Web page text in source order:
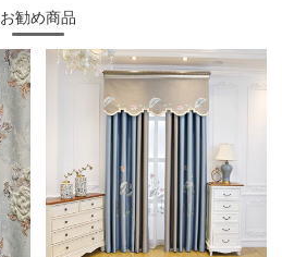
お勧め商品